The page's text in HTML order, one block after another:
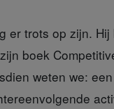
er trots op zijn.
boek
weten we: